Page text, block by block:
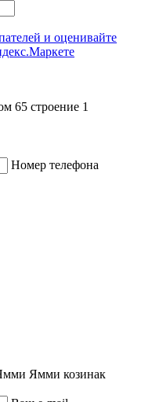
65 строение 1
Номер телефона
Ямми козинак